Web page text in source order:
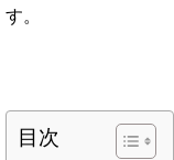
す。
目次